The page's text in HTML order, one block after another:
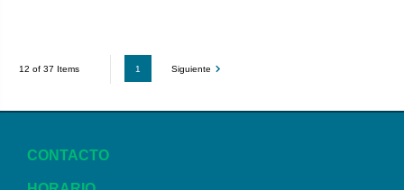
12 of 37 Items 1 Siguiente
CONTACTO